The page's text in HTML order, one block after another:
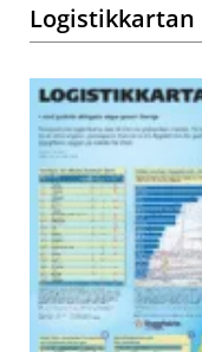
Logistikkartan